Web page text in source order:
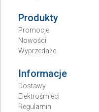
Produkty
Promocje
Nowości
Wyprzedaże
Informacje
Dostawy
Elektrośmieci
Regulamin